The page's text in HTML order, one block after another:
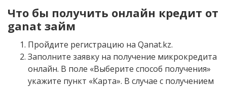
Что бы получить онлайн кредит от
ganat займ
Пройдите регистрацию на Qanat.kz.
Заполните заявку на получение микрокредита
онлайн. В поле «Выберите способ получения»
укажите пункт «Карта». В случае с получением